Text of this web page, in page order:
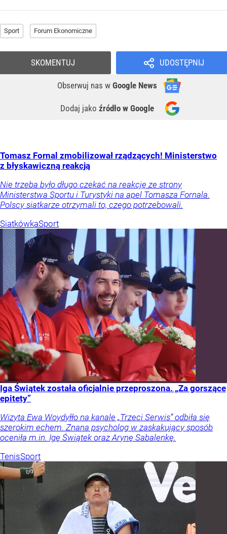
Sport Forum Ekonomiczne
UDOSTĘPNIJ
Obserwuj nas w Google News
Dodaj jako źródło w Google
SKOMENTUJ
Tomasz Fornal zmobilizował rządzących! Ministerstwo
z błyskawiczną reakcją
Nie trzeba było długo czekać na reakcję ze strony
Ministerstwa Sportu i Turystyki na apel Tomasza Fornala.
Polscy siatkarze otrzymali to, czego potrzebowali.
SiatkówkaSport
Iga Świątek została oficjalnie przeproszona. „Za gorszące
epitety”
Wizyta Ewa Woydyłło na kanale „Trzeci Serwis” odbiła się
szerokim echem. Znana psycholog w zaskakujący sposób
oceniła m.in. Igę Świątek oraz Arynę Sabalenkę.
TenisSport